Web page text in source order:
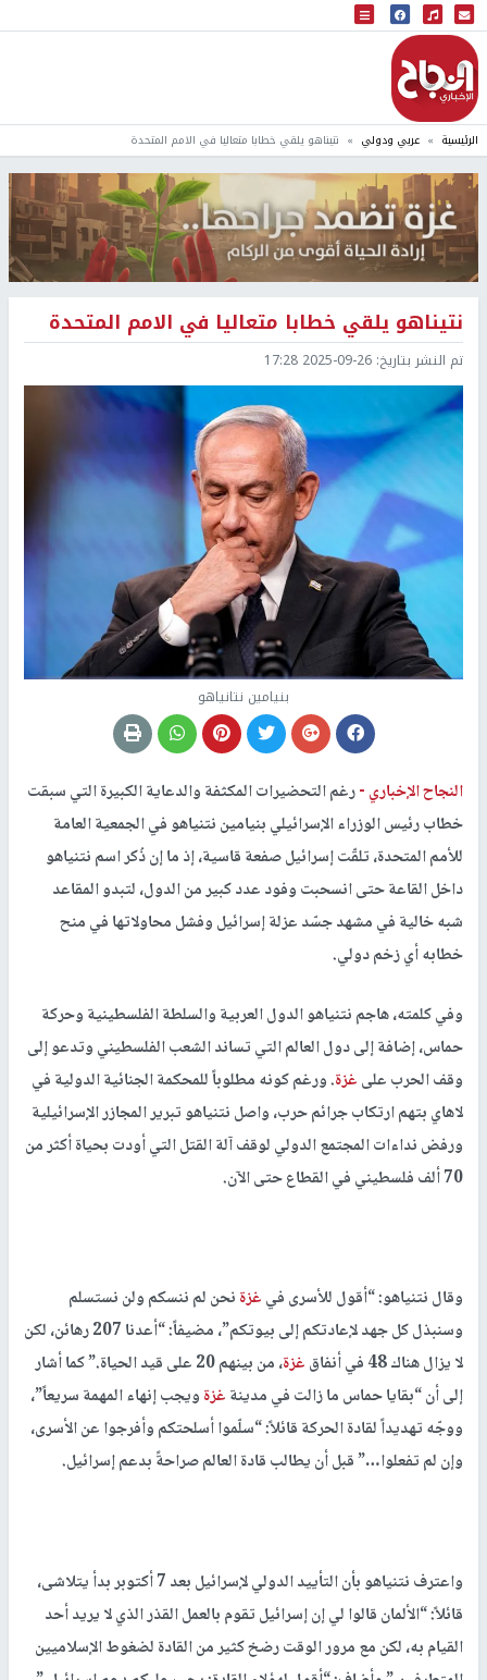
البث المباشر
إذاعة النجاح
الرئيسية عربي ودولي نتيناهو يلقي خطابا متعاليا في الامم المتحدة
نتيناهو يلقي خطابا متعاليا في الامم المتحدة
تم النشر بتاريخ: 2025-09-26 17:28
بنيامين نتانياهو
النجاح الإخباري -رغم التحضيرات المكثفة والدعاية الكبيرة التي سبقت
خطاب رئيس الوزراء الإسرائيلي بنيامين نتنياهو في الجمعية العامة
للأمم المتحدة، تلقّت إسرائيل صفعة قاسية، إذ ما إن ذُكر اسم نتنياهو
داخل القاعة حتى انسحبت وفود عدد كبير من الدول، لتبدو المقاعد
شبه خالية في مشهد جسّد عزلة إسرائيل وفشل محاولاتها في منح
خطابه أي زخم دولي.
وفي كلمته، هاجم نتنياهو الدول العربية والسلطة الفلسطينية وحركة
حماس، إضافة إلى دول العالم التي تساند الشعب الفلسطيني وتدعو إلى
وقف الحرب علىغزة. ورغم كونه مطلوباً للمحكمة الجنائية الدولية في
لاهاي بتهم ارتكاب جرائم حرب، واصل نتنياهو تبرير المجازر الإسرائيلية
ورفض نداءات المجتمع الدولي لوقف آلة القتل التي أودت بحياة أكثر من
70 ألف فلسطيني في القطاع حتى الآن.
وقال نتنياهو: “أقول للأسرى فيغزةنحن لم ننسكم ولن نستسلم
وسنبذل كل جهد لإعادتكم إلى بيوتكم”، مضيفاً: “أعدنا 207 رهائن، لكن
لا يزال هناك 48 في أنفاق
غزة
، من بينهم 20 على قيد الحياة.” كما أشار
إلى أن “بقايا حماس ما زالت في مدينةغزةويجب إنهاء المهمة سريعاً”،
ووجّه تهديداً لقادة الحركة قائلاً: “سلّموا أسلحتكم وأفرجوا عن الأسرى،
وإن لم تفعلوا…” قبل أن يطالب قادة العالم صراحةً بدعم إسرائيل.
واعترف نتنياهو بأن التأييد الدولي لإسرائيل بعد 7 أكتوبر بدأ يتلاشى،
قائلاً: “الألمان قالوا لي إن إسرائيل تقوم بالعمل القذر الذي لا يريد أحد
القيام به، لكن مع مرور الوقت رضخ كثير من القادة لضغوط الإسلاميين